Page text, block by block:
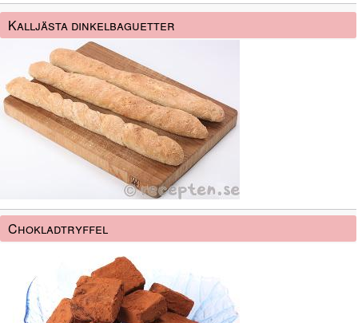
Kalljästa dinkelbaguetter
Chokladtryffel